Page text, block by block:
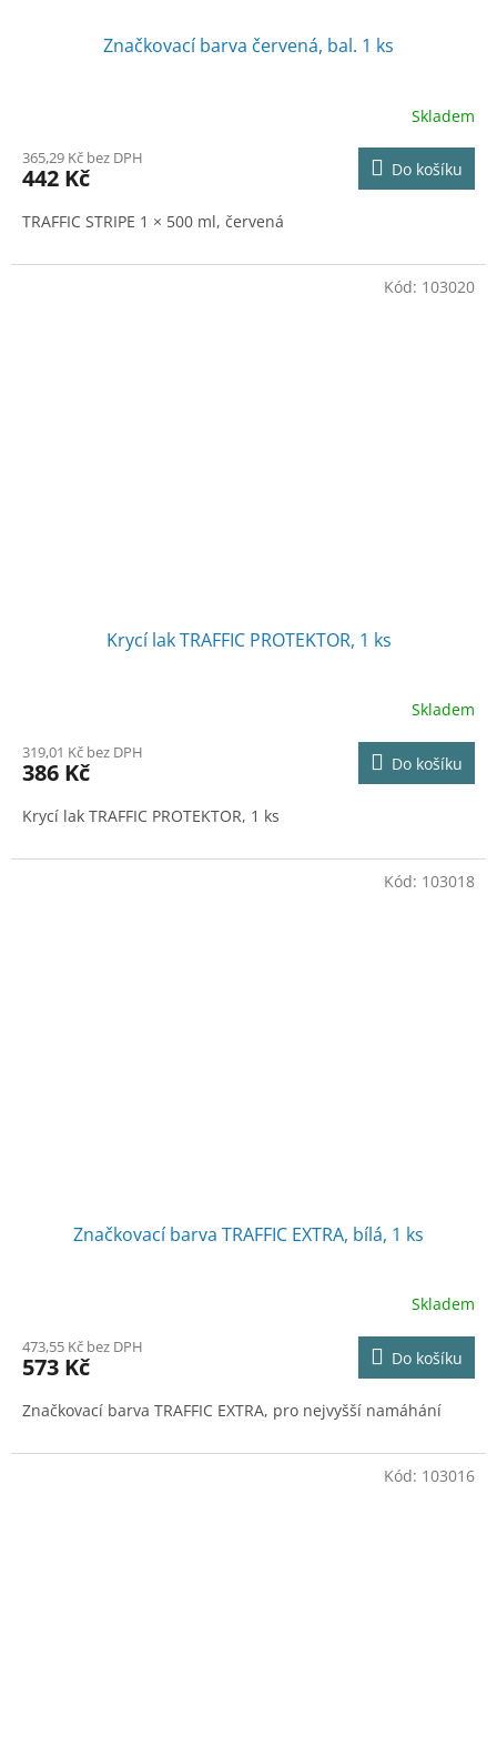
Značkovací barva červená, bal. 1 ks
Skladem
365,29 Kč bez DPH
442 Kč Do košíku
TRAFFIC STRIPE 1 × 500 ml, červená
Krycí lak TRAFFIC PROTEKTOR, 1 ks
Skladem
319,01 Kč bez DPH
386 Kč Do košíku
Krycí lak TRAFFIC PROTEKTOR, 1 ks
Kód: 103020
Značkovací barva TRAFFIC EXTRA, bílá, 1 ks
Skladem
473,55 Kč bez DPH
573 Kč Do košíku
Značkovací barva TRAFFIC EXTRA, pro nejvyšší namáhání
Kód: 103018
Kód: 103016